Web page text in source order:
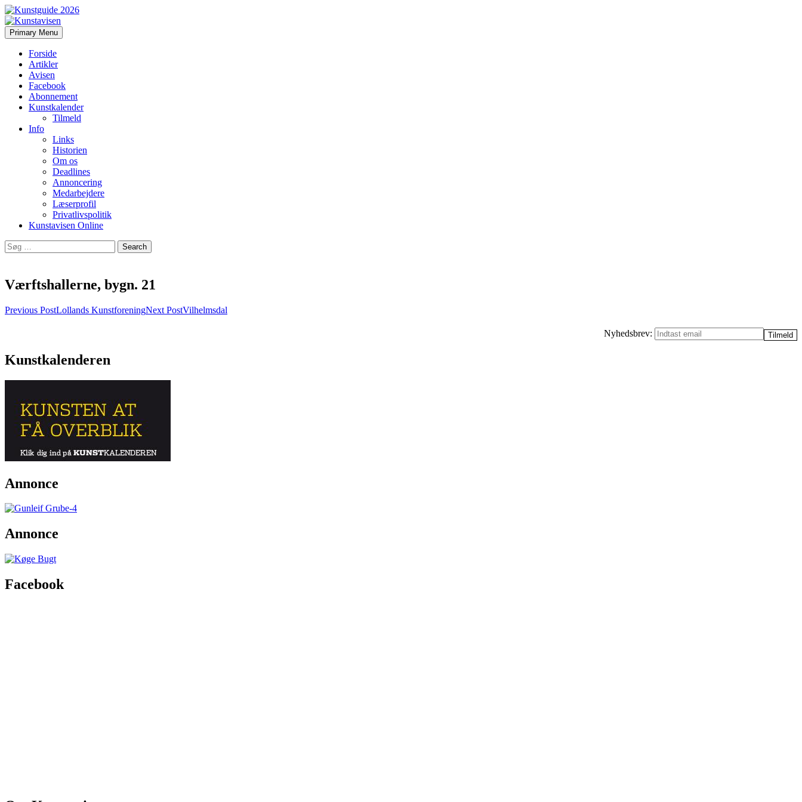
Kunstavisen
Search
Primary Menu Skip
to
Forside
Artikler
Avisen
Facebook
Abonnement
Kunstkalender
Tilmeld
Info
Links
Historien
Om os
Deadlines
Annoncering
Medarbejdere
Læserprofil
Privatlivspolitik
Kunstavisen Online
Search
for:
Værftshallerne, bygn. 21
Post
Previous PostLollands KunstforeningNext PostVilhelmsdal
Nyhedsbrev:
Kunstkalenderen
Annonce
Annonce
Facebook